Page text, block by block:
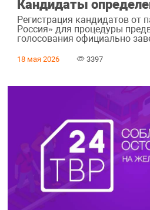
Кандидаты
Регистрация кандидатов от
Россия» для процедуры
голосования официально
18 мая 2026 3397